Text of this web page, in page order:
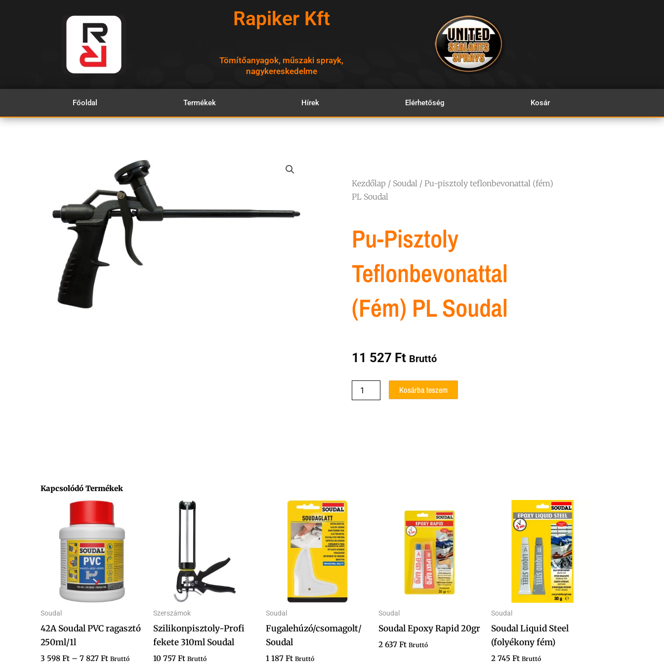
Rapiker Kft
Tömítőanyagok, műszaki sprayk,
nagykereskedelme
Főoldal Termékek Hírek Elérhetőség Kosár
Kezdőlap / Soudal / Pu-pisztoly teflonbevonattal (fém)
PL Soudal
Pu-Pisztoly
Teflonbevonattal
(fém) PL Soudal
11 527 Ft Bruttó
pisztoly
Kosárba teszem
Kapcsolódó Termékek
Soudal
42A Soudal PVC ragasztó
250ml/1l
3 598 Ft – 7 827 Ft
Ártartomány:
598 Ft
7
827 Ft
Bruttó
termékoldalon
választhatók
Szerszámok
Szilikonpisztoly-Profi
fekete 310ml Soudal
10 757 Ft Bruttó
Soudal
Fugalehúzó/csomagolt/
Soudal
1 187 Ft Bruttó
Soudal
Soudal Epoxy Rapid 20gr
2 637 Ft Bruttó
Soudal
Soudal Liquid Steel
(folyékony fém)
2 745 Ft Bruttó